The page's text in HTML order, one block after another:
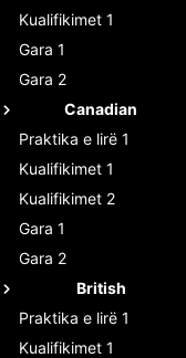
Kualifikimet 1
Gara 1
Gara 2
Canadian
Praktika e lirë 1
Kualifikimet 1
Kualifikimet 2
Gara 1
Gara 2
British
Praktika e lirë 1
Kualifikimet 1